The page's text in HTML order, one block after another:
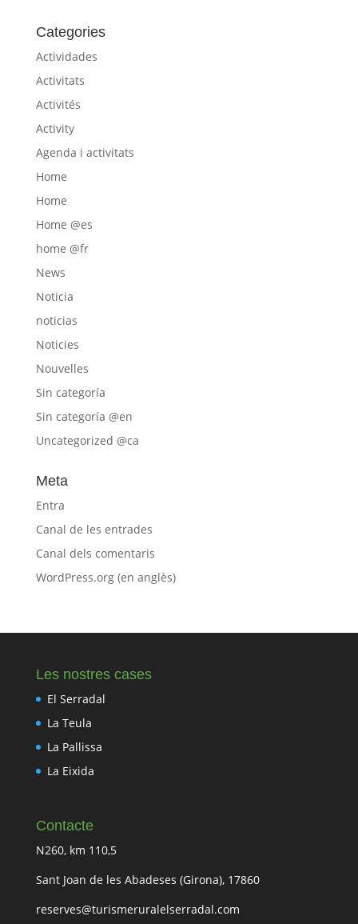
Categories
Actividades
Activitats
Activités
Activity
Agenda i activitats
Home
Home
Home @es
home @fr
News
Noticia
noticias
Noticies
Nouvelles
Sin categoría
Sin categoría @en
Uncategorized @ca
Meta
Entra
Canal de les entrades
Canal dels comentaris
WordPress.org (en anglès)
Les nostres cases
El Serradal
La Teula
La Pallissa
La Eixida
Contacte
N260, km 110,5
Sant Joan de les Abadeses (Girona), 17860
reserves@turismeruralelserradal.com